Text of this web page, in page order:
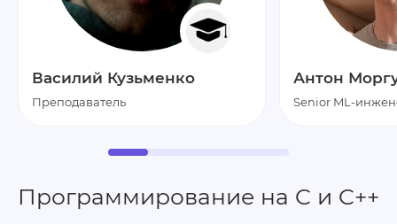
Василий Кузьменко
Преподаватель
Антон
Senior ML-
Программирование на C и C++